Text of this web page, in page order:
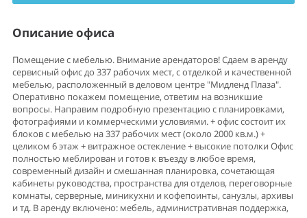
Описание офиса
Помещение с мебелью. Внимание арендаторов! Сдаем в аренду
сервисный офис до 337 рабочих мест, с отделкой и качественной
мебелью, расположенный в деловом центре "Мидленд Плаза".
Оперативно покажем помещение, ответим на возникшие
вопросы. Направим подробную презентацию с планировками,
фотографиями и коммерческими условиями. + офис состоит их
блоков с мебелью на 337 рабочих мест (около 2000 кв.м.) +
целиком 6 этаж + витражное остекление + высокие потолки Офис
полностью меблирован и готов к въезду в любое время,
современный дизайн и смешанная планировка, сочетающая
кабинеты руководства, пространства для отделов, переговорные
комнаты, серверные, миникухни и кофепоинты, санузлы, архивы
и тд. В аренду включено: мебель, административная поддержка,